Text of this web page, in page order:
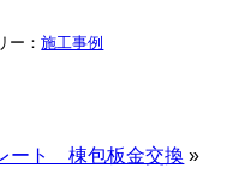
ー：施工事例
ート 棟包板金交換 »